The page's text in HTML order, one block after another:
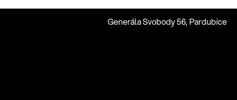
Generála Svobody 56, Pardubice